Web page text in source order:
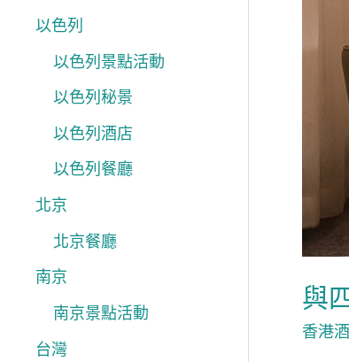
以色列
以色列景點活動
以色列秘景
以色列酒店
以色列餐廳
北京
北京餐廳
南京
南京景點活動
台灣
與
香港